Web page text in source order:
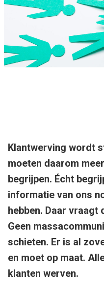
Klantwerving wordt
moeten daarom
begrijpen. Écht
informatie van ons
hebben. Daar vraagt
Geen
schieten. Er is al
en moet op maat.
klanten werven.